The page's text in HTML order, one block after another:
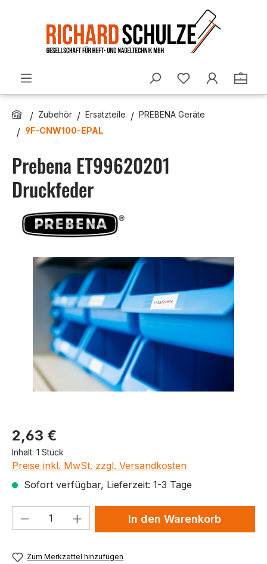
Du hast 0
Zubehör Ersatzteile
PREBENA Geräte
9F-CNW100-EPAL
Prebena ET99620201
Druckfeder
Bildergalerie überspringen
Produktpreis
2,63 €
Inhalt: 1 Stück
Preise inkl. MwSt. zzgl. Versandkosten
Sofort verfügbar, Lieferzeit: 1-3 Tage
Produkt Anzahl: Gib denIn den Warenkorb
Zum Merkzettel hinzufügen